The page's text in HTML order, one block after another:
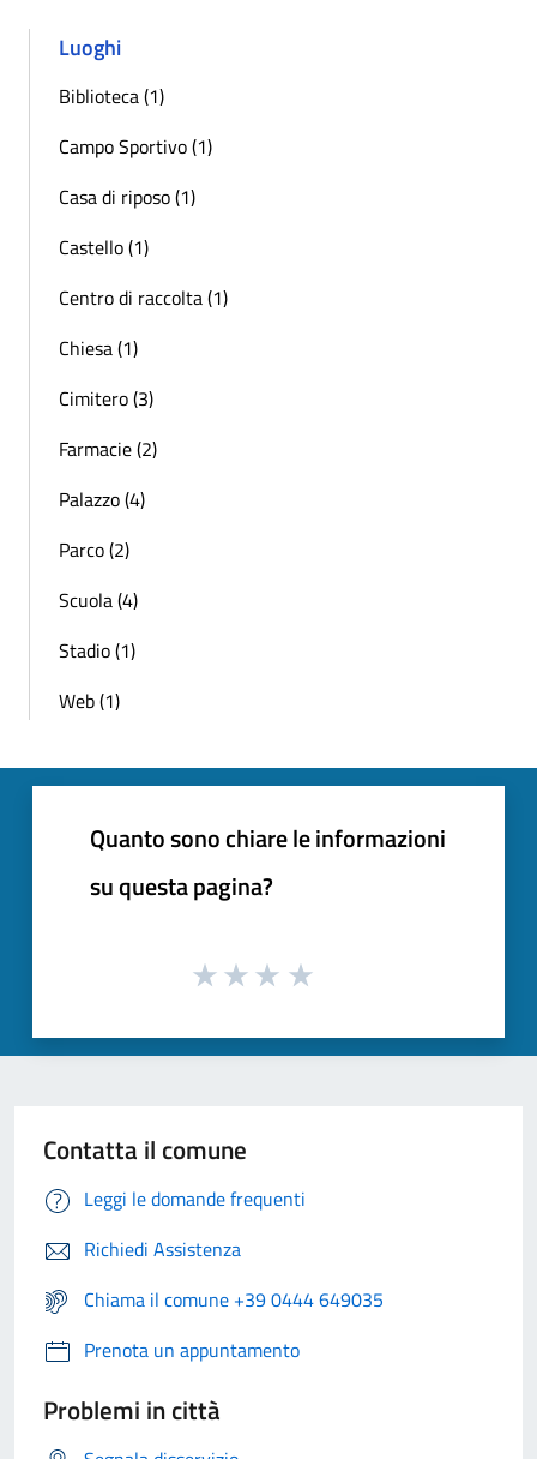
Luoghi
Biblioteca (1)
Campo Sportivo (1)
Casa di riposo (1)
Castello (1)
Centro di raccolta (1)
Chiesa (1)
Cimitero (3)
Farmacie (2)
Palazzo (4)
Parco (2)
Scuola (4)
Stadio (1)
Web (1)
Quanto sono chiare le informazioni
su questa pagina?
Contatta il comune
Leggi le domande frequenti
Richiedi Assistenza
Chiama il comune +39 0444 649035
Prenota un appuntamento
Problemi in città